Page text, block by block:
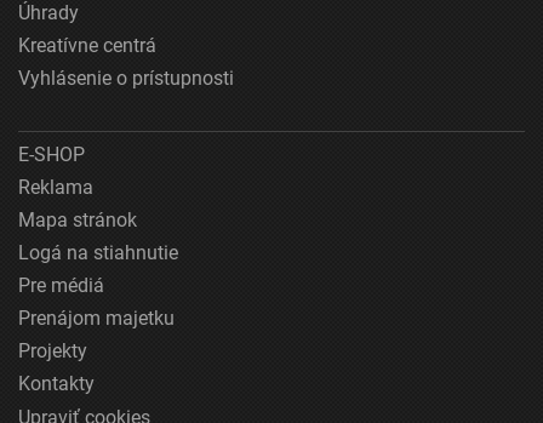
Úhrady
Kreatívne centrá
Vyhlásenie o prístupnosti
E-SHOP
Reklama
Mapa stránok
Logá na stiahnutie
Pre médiá
Prenájom majetku
Projekty
Kontakty
Upraviť cookies